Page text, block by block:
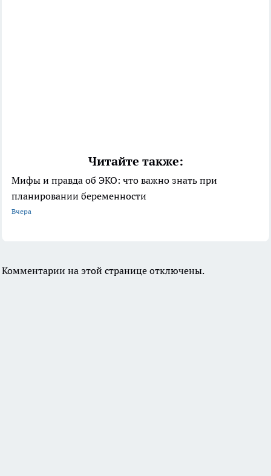
Читайте также:
Мифы и правда об ЭКО: что важно знать при
планировании беременности
Вчера
Комментарии на этой странице отключены.